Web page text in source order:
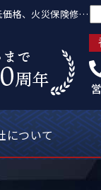
格、火災保険修繕
について